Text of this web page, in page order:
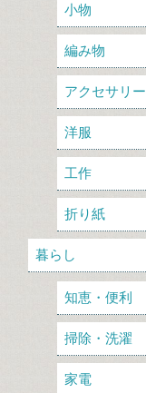
小物
編み物
アクセサリー
洋服
工作
折り紙
暮らし
知恵・便利
掃除・洗濯
家電